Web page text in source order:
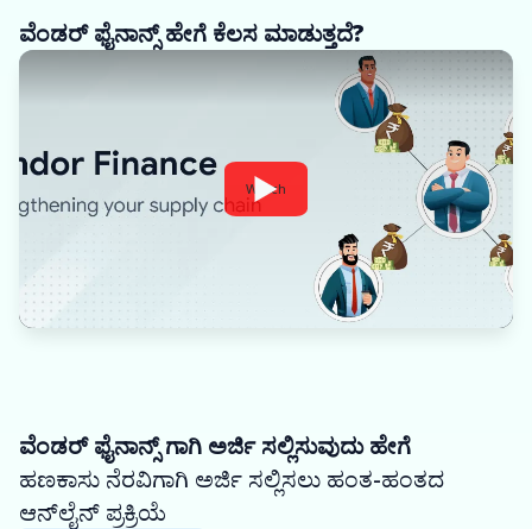
ವೆಂಡರ್ ಫೈನಾನ್ಸ್ ಹೇಗೆ ಕೆಲಸ ಮಾಡುತ್ತದೆ?
Watch
ವೆಂಡರ್ ಫೈನಾನ್ಸ್ ಗಾಗಿ ಅರ್ಜಿ ಸಲ್ಲಿಸುವುದು ಹೇಗೆ
ಹಣಕಾಸು ನೆರವಿಗಾಗಿ ಅರ್ಜಿ ಸಲ್ಲಿಸಲು ಹಂತ-ಹಂತದ
ಆನ್‌ಲೈನ್ ಪ್ರಕ್ರಿಯೆ